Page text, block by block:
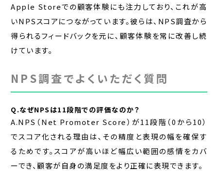
Apple Storeでの顧客体験にも注力しており、これが高
いNPSスコアにつながっています。彼らは、NPS調査から
得られるフィードバックを元に、顧客体験を常に改善し続
けています。
NPS調査でよくいただく質問
Q.なぜNPSは11段階での評価なのか？
A.NPS（Net Promoter Score）が11段階（0から10）
でスコア化される理由は、その精度と表現の幅を確保す
るためです。スコアが高いほど幅広い範囲の感情をカバ
ーでき、顧客が自身の満足度をより正確に表現できます。